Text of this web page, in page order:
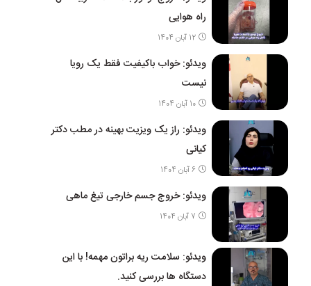
راه هوایی
12 آبان 1404
ویدئو: خواب باکیفیت فقط یک رویا
نیست
10 آبان 1404
ویدئو: راز یک ویزیت بهینه در مطب دکتر
کیانی
6 آبان 1404
ویدئو: خروج جسم خارجی تیغ ماهی
7 آبان 1404
ویدئو: سلامت ریه براتون مهمه! با این
دستگاه ها بررسی کنید.